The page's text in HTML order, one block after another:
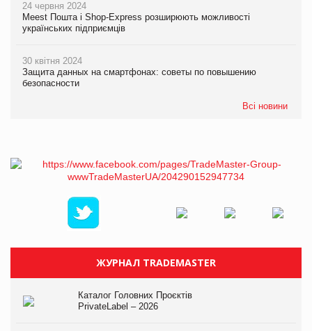
24 червня 2024
Meest Пошта і Shop-Express розширюють можливості
українських підприємців
30 квітня 2024
Защита данных на смартфонах: советы по повышению
безопасности
Всі новини
ЖУРНАЛ TRADEMASTER
Каталог Головних Проєктів
PrivateLabel – 2026